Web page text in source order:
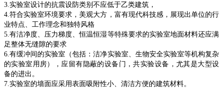
3. 实验室设计的抗震设防类别不应低于乙类建筑，
4. 符合实验室环境要求，美观大方，富有现代科技感，展现出单位的行
业特点、工作理念和独特风格
5. 有洁净度、压力梯度、恒温恒湿等特殊要求的实验室地面材料还应满
足整体无缝隙的要求
6. 有缓冲间的实验室（包括：洁净实验室、生物安全实验室等机构复杂
的实验室用房），应留有隐蔽的设备门，共实验设备，尤其是大型设
备的进出。
7. 实验室的墙面应采用表面吸附性小、清洁方便的建筑材料。